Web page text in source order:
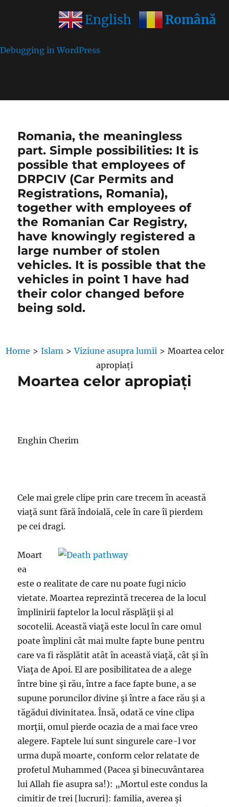
: Function wp_get_inline_script_tag was called
Debugging in WordPress
Romania, the meaningless
part. Simple possibilities: It is
possible that employees of
DRPCIV (Car Permits and
Registrations, Romania),
together with employees of
the Romanian Car Registry,
have knowingly registered a
large number of stolen
vehicles. It is possible that the
vehicles in point 1 have had
their color changed before
being sold.
Home > Islam > Viziune asupra lumii > Moartea celor
apropiați
Moartea celor apropiați
Enghin Cherim
Cele mai grele clipe prin care trecem în această
viaţă sunt fără îndoială, cele în care îi pierdem
pe cei dragi.
Moart
ea
este o realitate de care nu poate fugi nicio
vietate. Moartea reprezintă trecerea de la locul
împlinirii faptelor la locul răsplăţii şi al
socotelii. Această viaţă este locul în care omul
poate împlini cât mai multe fapte bune pentru
care va fi răsplătit atât în această viaţă, cât şi în
Viaţa de Apoi. El are posibilitatea de a alege
între bine şi rău, între a face fapte bune, a se
supune poruncilor divine şi între a face rău şi a
tăgădui divinitatea. Însă, odată ce vine clipa
morţii, omul pierde ocazia de a mai face vreo
alegere. Faptele lui sunt singurele care-l vor
urma după moarte, conform celor relatate de
profetul Muhammed (Pacea şi binecuvântarea
lui Allah fie asupra sa!): „Mortul este condus la
cimitir de trei [lucruri]: familia, averea şi
English Română